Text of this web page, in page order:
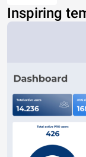
Inspiring